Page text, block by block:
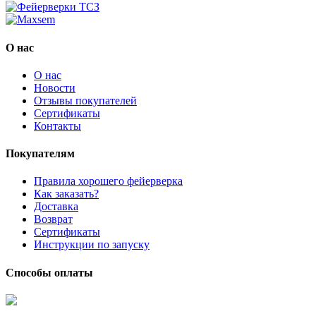
О нас
О нас
Новости
Отзывы покупателей
Сертификаты
Контакты
Покупателям
Правила хорошего фейерверка
Как заказать?
Доставка
Возврат
Сертификаты
Инструкции по запуску
Способы оплаты